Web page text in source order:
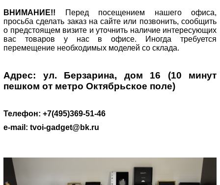
ВНИМАНИЕ!! Перед посещением нашего офиса,
просьба сделать заказ на сайте или позвонить, сообщить
о предстоящем визите и уточнить наличие интересующих
вас товаров у нас в офисе. Иногда требуется
перемещение необходимых моделей со склада.
Адрес: ул. Берзарина, дом 16 (10 минут
пешком от метро Октябрьское поле)
Телефон: +7(495)369-51-46
e-mail: tvoi-gadget@bk.ru